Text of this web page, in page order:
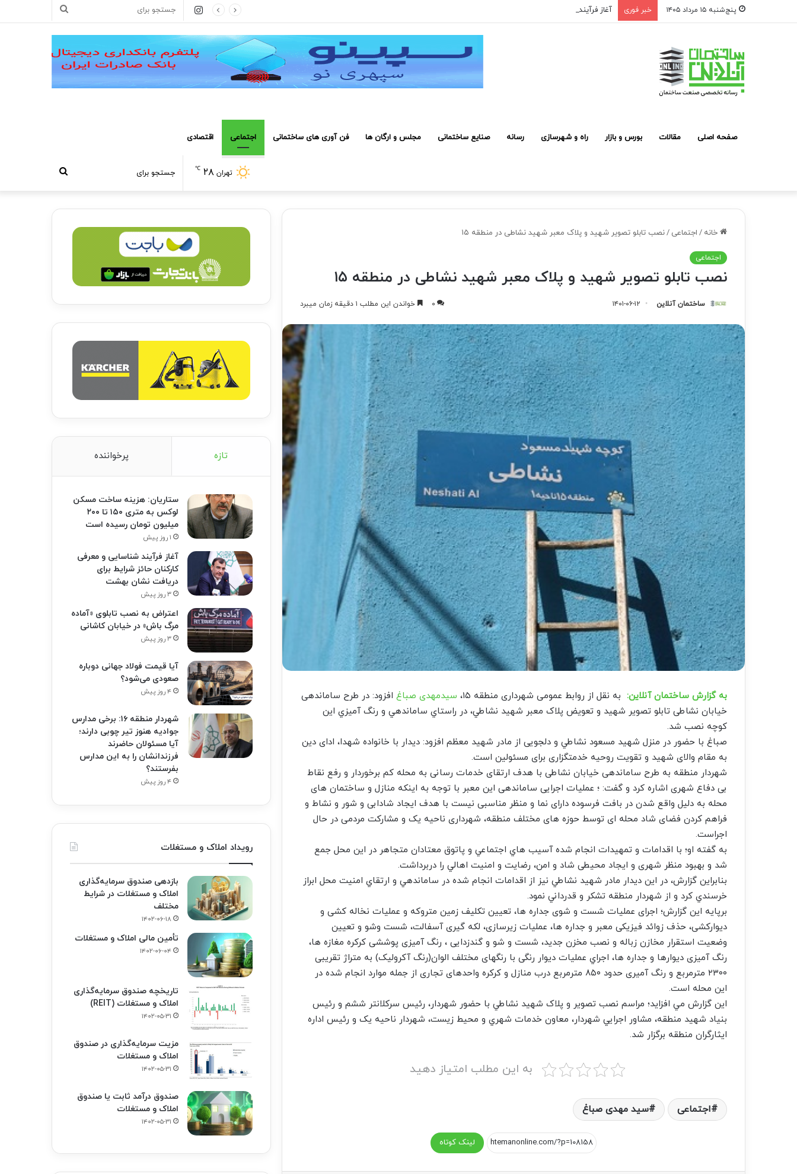
پنج‌شنبه ۱۵ مرداد ۱۴۰۵ خبر فوری آغاز فرآیند شناسایی و معرفی کارکنان حائز شرایط برای دریافت نشان بهشت
جستجو
اینستاگرام
صفحه اصلی مقالات بورس و بازار راه و شهرسازی رسانه صنایع ساختمانی مجلس و ارگان ها فن آوری های ساختمانی اجتماعی اقتصادی
جستجو
برای
تهران ۲۸ ℃
خانه / اجتماعی /نصب تابلو تصوير شهيد و پلاک معبر شهيد نشاطی در منطقه ۱۵
اجتماعی
نصب تابلو تصوير شهيد و پلاک معبر شهيد نشاطی در منطقه ۱۵
ساختمان آنلاین ۱۴۰۱-۰۶-۱۲ ۰ خواندن این مطلب ۱ دقیقه زمان میبرد
به گزارش ساختمان آنلاین: به نقل از روابط عمومی شهرداری منطقه ۱۵، سیدمهدی صباغ افزود: در طرح ساماندهی
خیابان نشاطی تابلو تصوير شهيد و تعويض پلاک معبر شهيد نشاطي، در راستاي ساماندهي و رنگ آميزي اين
کوچه نصب شد.
صباغ با حضور در منزل شهيد مسعود نشاطي و دلجویی از مادر شهید معظم افزود: دیدار با خانواده شهدا، ادای دین
به مقام والای شهید و تقویت روحیه خدمتگزاری برای مسئولین است.
شهردار منطقه به طرح ساماندهی خیابان نشاطی با هدف ارتقای خدمات رسانی به محله کم برخوردار و رفع نقاط
بی دفاع شهری اشاره کرد و گفت: ؛ عملیات اجرایی ساماندهی این معبر با توجه به اینکه منازل و ساختمان های
محله به دلیل واقع شدن در بافت فرسوده دارای نما و منظر مناسبی نيست با هدف ایجاد شادابی و شور و نشاط و
فراهم کردن فضای شاد محله ای توسط حوزه های مختلف منطقه، شهرداری ناحیه یک و مشارکت مردمی در حال
اجراست.
به گفته او؛ با اقدامات و تمهيدات انجام شده آسيب هاي اجتماعي و پاتوق معتادان متجاهر در اين محل جمع
شد و بهبود منظر شهری و ایجاد محیطی شاد و امن، رضايت و امنيت اهالي را دربرداشت.
بنابراین گزارش، در این دیدار مادر شهيد نشاطي نيز از اقدامات انجام شده در ساماندهي و ارتقاي امنيت محل ابراز
خرسندي کرد و از شهردار منطقه تشکر و قدرداني نمود.
برپايه اين گزارش؛ اجرای عملیات شست و شوی جداره ها، تعیین تکلیف زمین متروکه و عملیات نخاله کشی و
دیوارکشی، حذف زوائد فیزیکی معبر و جداره ها، عملیات زیرسازی، لکه گیری آسفالت، شست وشو و تعیین
وضعیت استقرار مخازن زباله و نصب مخزن جدید، شست و شو و گندزدایی ، رنگ آمیزی پوششی کرکره مغازه ها،
رنگ آمیزی دیوارها و جداره ها، اجراي عملیات دیوار رنگی با رنگهای مختلف الوان(رنگ آکرولیک) به متراژ تقریبی
۲۳۰۰ مترمربع و رنگ آمیری حدود ۸۵۰ مترمربع درب منازل و کرکره واحدهای تجاری از جمله موارد انجام شده در
این محله است.
اين گزارش مي افزايد؛ مراسم نصب تصوير و پلاک شهيد نشاطي با حضور شهردار، رئيس سرکلانتر ششم و رئيس
بنياد شهيد منطقه، مشاور اجرايي شهردار، معاون خدمات شهري و محيط زيست، شهردار ناحيه يک و رئيس اداره
ايثارگران منطقه برگزار شد.
به این مطلب امتیاز دهید
اجتماعی سید مهدی صباغ
لینک کوتاه
تازه پرخواننده
ستاریان: هزینه ساخت مسکن
لوکس به متری ۱۵۰ تا ۲۰۰
میلیون تومان رسیده است
۱ روز پیش
آغاز فرآیند شناسایی و معرفی
کارکنان حائز شرایط برای
دریافت نشان بهشت
۳ روز پیش
اعتراض به نصب تابلوی «آماده
مرگ باش» در خیابان کاشانی
۳ روز پیش
آیا قیمت فولاد جهانی دوباره
صعودی می‌شود؟
۴ روز پیش
شهردار منطقه ۱۶: برخی مدارس
جوادیه هنوز تیر چوبی دارند؛
آیا مسئولان حاضرند
فرزندانشان را به این مدارس
بفرستند؟
۴ روز پیش
رویداد املاک و مستغلات
بازدهی صندوق سرمایه‌گذاری
املاک و مستغلات در شرایط
مختلف
۱۴۰۲-۰۶-۱۸
تأمین مالی املاک و مستغلات
۱۴۰۲-۰۶-۰۴
تاریخچه صندوق سرمایه‌گذاری
املاک و مستغلات (REIT)
۱۴۰۲-۰۵-۳۱
مزیت سرمایه‌گذاری در صندوق
املاک و مستغلات
۱۴۰۲-۰۵-۳۱
صندوق درآمد ثابت یا صندوق
املاک و مستغلات
۱۴۰۲-۰۵-۳۱